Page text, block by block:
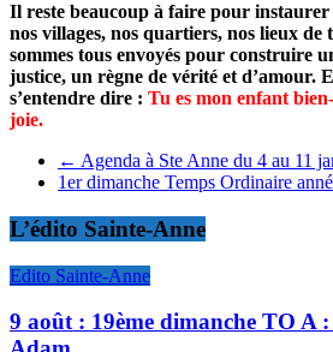
Il reste beaucoup à faire pour
nos villages, nos quartiers, nos lieux de
sommes tous envoyés pour construire
justice, un règne de vérité et d’amour.
s’entendre dire : Tu es mon enfant
joie.
← Agenda à Ste Anne du 4 au 11
1er dimanche Temps Ordinaire
L’édito Sainte-Anne
Edito Sainte-Anne
9 août : 19ème dimanche TO A